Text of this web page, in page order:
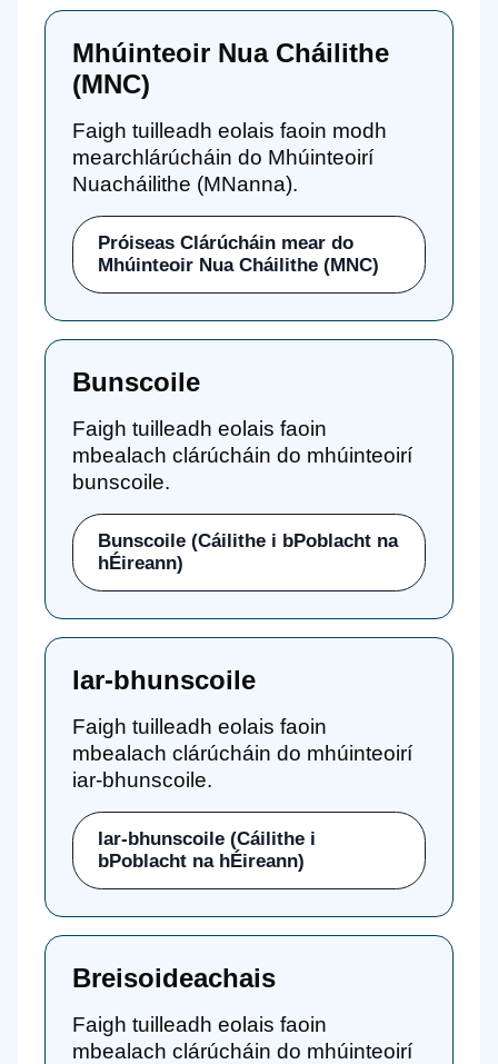
Mhúinteoir Nua Cháilithe
(MNC)
Faigh tuilleadh eolais faoin modh
mearchlárúcháin do Mhúinteoirí
Nuacháilithe (MNanna).
Próiseas Clárúcháin mear do
Mhúinteoir Nua Cháilithe (MNC)
Bunscoile
Faigh tuilleadh eolais faoin
mbealach clárúcháin do mhúinteoirí
bunscoile.
Bunscoile (Cáilithe i bPoblacht na
hÉireann)
Iar-bhunscoile
Faigh tuilleadh eolais faoin
mbealach clárúcháin do mhúinteoirí
iar-bhunscoile.
Iar-bhunscoile (Cáilithe i
bPoblacht na hÉireann)
Breisoideachais
Faigh tuilleadh eolais faoin
mbealach clárúcháin do mhúinteoirí